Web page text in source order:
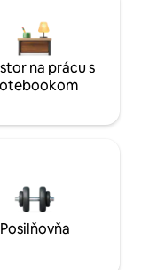
na prácu s
Posilňovňa